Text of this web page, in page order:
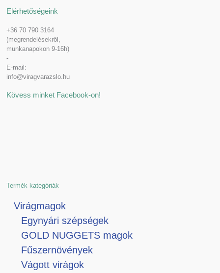
Elérhetőségeink
+36 70 790 3164
(megrendelésekről,
munkanapokon 9-16h)
-
E-mail:
info@viragvarazslo.hu
Kövess minket Facebook-on!
Termék kategóriák
Virágmagok
Egynyári szépségek
GOLD NUGGETS magok
Fűszernövények
Vágott virágok